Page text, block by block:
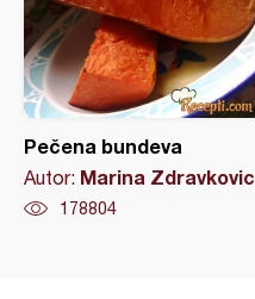
Pečena bundeva
Autor: Marina Zdravkovic
178804